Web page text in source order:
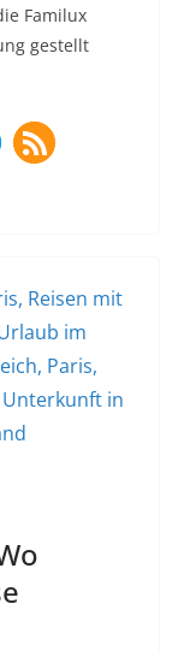
Familux
gestellt